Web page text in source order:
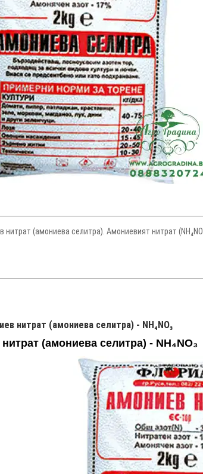
(амониева селитра). Амониевият нитрат
нитрат (амониева селитра) - NH₄NO₃
(амониева селитра) - NH₄NO₃